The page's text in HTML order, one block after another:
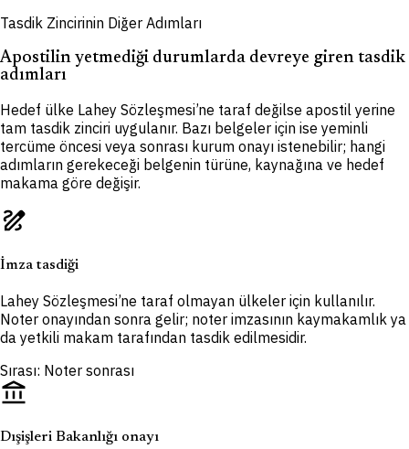
Tasdik Zincirinin Diğer Adımları
Apostilin yetmediği durumlarda devreye giren tasdik
adımları
Hedef ülke Lahey Sözleşmesi’ne taraf değilse apostil yerine
tam tasdik zinciri uygulanır. Bazı belgeler için ise yeminli
tercüme öncesi veya sonrası kurum onayı istenebilir; hangi
adımların gerekeceği belgenin türüne, kaynağına ve hedef
makama göre değişir.
draw
İmza tasdiği
Lahey Sözleşmesi’ne taraf olmayan ülkeler için kullanılır.
Noter onayından sonra gelir; noter imzasının kaymakamlık ya
da yetkili makam tarafından tasdik edilmesidir.
Sırası: Noter sonrası
account_balance
Dışişleri Bakanlığı onayı